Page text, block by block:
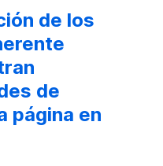
de los
de
página en